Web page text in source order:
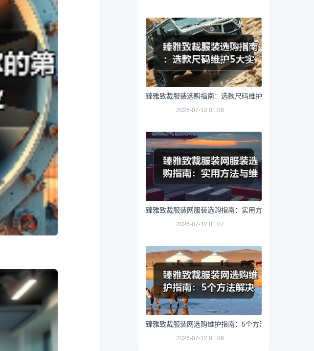
臻雅致裁服装选购指南：选款尺码维护5大实用方法
2026-07-12 01:08
臻雅致裁服装网服装选购指南：实用方法与维护技巧
2026-07-12 01:07
臻雅致裁服装网选购维护指南：5个方法解决网购踩坑
2026-07-12 01:06